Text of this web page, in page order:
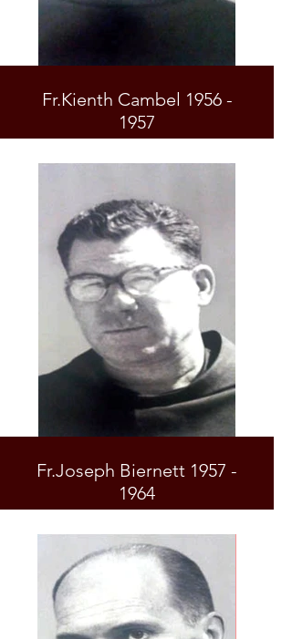
Fr.Kienth Cambel 1956 -
1957
Fr.Joseph Biernett 1957 -
1964